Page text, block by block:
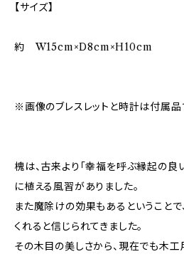
【サイズ】
約 W15cm×D8cm×H10cm
※画像のブレスレットと時計は付属品
槐は、古来より「幸福を呼ぶ縁起の良
に植える風習がありました。
また魔除けの効果もあるということ
くれると信じられてきました。
その木目の美しさから、現在でも木